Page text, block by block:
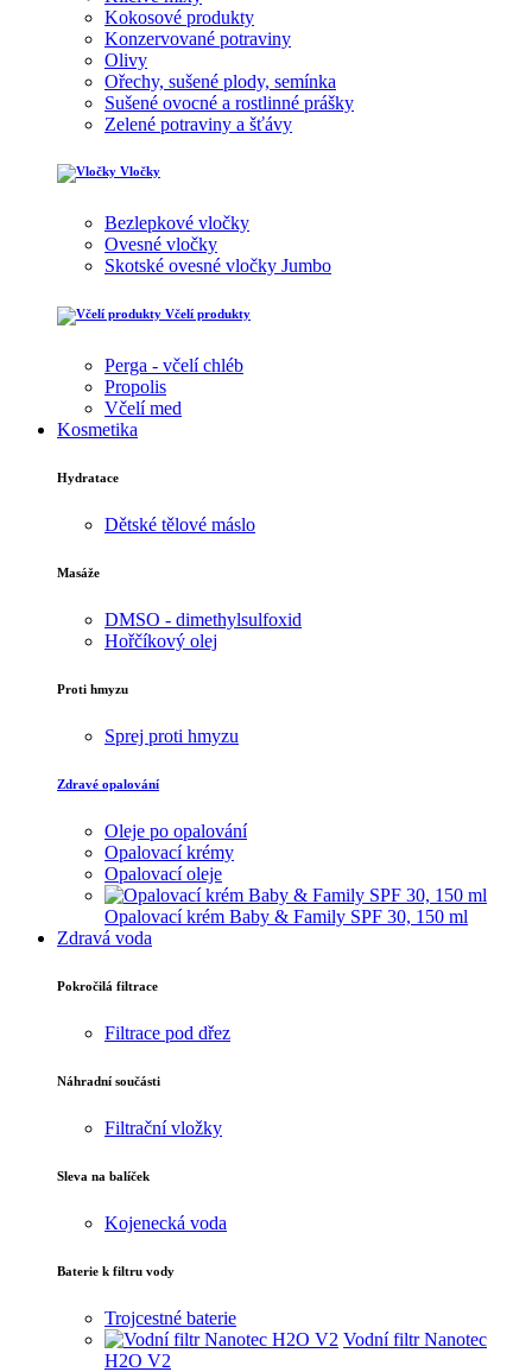
Kokosové produkty
Konzervované potraviny
Olivy
Ořechy, sušené plody, semínka
Sušené ovocné a rostlinné prášky
Zelené potraviny a šťávy
Vločky
Bezlepkové vločky
Ovesné vločky
Skotské ovesné vločky Jumbo
Včelí produkty
Perga - včelí chléb
Propolis
Včelí med
Kosmetika
Hydratace
Dětské tělové máslo
Masáže
DMSO - dimethylsulfoxid
Hořčíkový olej
Proti hmyzu
Sprej proti hmyzu
Zdravé opalování
Oleje po opalování
Opalovací krémy
Opalovací oleje
Opalovací krém Baby & Family SPF 30, 150 ml
Zdravá voda
Pokročilá filtrace
Filtrace pod dřez
Náhradní součásti
Filtrační vložky
Sleva na balíček
Kojenecká voda
Baterie k filtru vody
Trojcestné baterie
Vodní filtr Nanotec
H2O V2